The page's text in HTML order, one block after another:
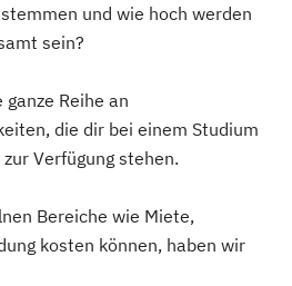
und wie hoch werden
sein?
Reihe an
die dir bei einem Studium
Verfügung stehen.
Bereiche wie Miete,
kosten können, haben wir